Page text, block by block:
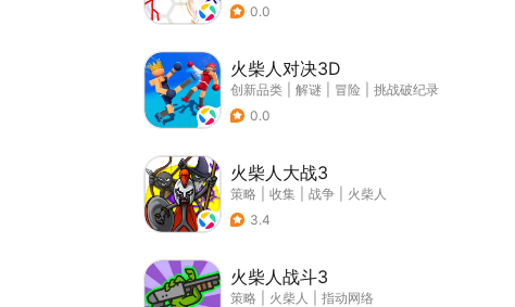
0.0
火柴人对决3D
创新品类 解谜 冒险
挑战破纪录
0.0
火柴人大战3
策略 收集 战争
火柴人
3.4
火柴人战斗3
策略 火柴人
指动网络